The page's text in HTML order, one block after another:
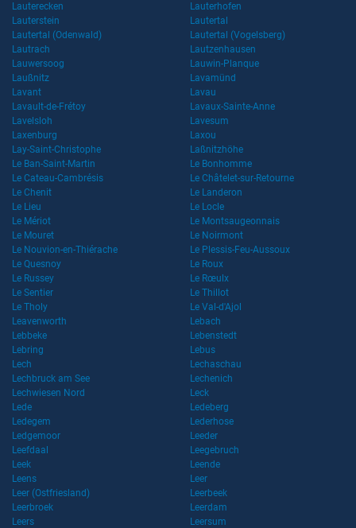
Lauterecken
Lauterhofen
Lauterstein
Lautertal
Lautertal (Odenwald)
Lautertal (Vogelsberg)
Lautrach
Lautzenhausen
Lauwersoog
Lauwin-Planque
Laußnitz
Lavamünd
Lavant
Lavau
Lavault-de-Frétoy
Lavaux-Sainte-Anne
Lavelsloh
Lavesum
Laxenburg
Laxou
Lay-Saint-Christophe
Laßnitzhöhe
Le Ban-Saint-Martin
Le Bonhomme
Le Cateau-Cambrésis
Le Châtelet-sur-Retourne
Le Chenit
Le Landeron
Le Lieu
Le Locle
Le Mériot
Le Montsaugeonnais
Le Mouret
Le Noirmont
Le Nouvion-en-Thiérache
Le Plessis-Feu-Aussoux
Le Quesnoy
Le Roux
Le Russey
Le Rœulx
Le Sentier
Le Thillot
Le Tholy
Le Val-d'Ajol
Leavenworth
Lebach
Lebbeke
Lebenstedt
Lebring
Lebus
Lech
Lechaschau
Lechbruck am See
Lechenich
Lechwiesen Nord
Leck
Lede
Ledeberg
Ledegem
Lederhose
Ledgemoor
Leeder
Leefdaal
Leegebruch
Leek
Leende
Leens
Leer
Leer (Ostfriesland)
Leerbeek
Leerbroek
Leerdam
Leers
Leersum